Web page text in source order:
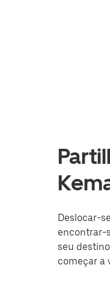
Deslocar-
encontrar-
seu
começar a